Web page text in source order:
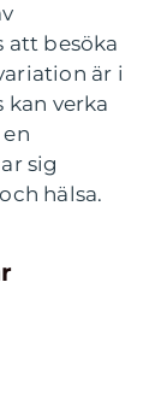
att besöka
är i
kan verka
sig
hälsa.